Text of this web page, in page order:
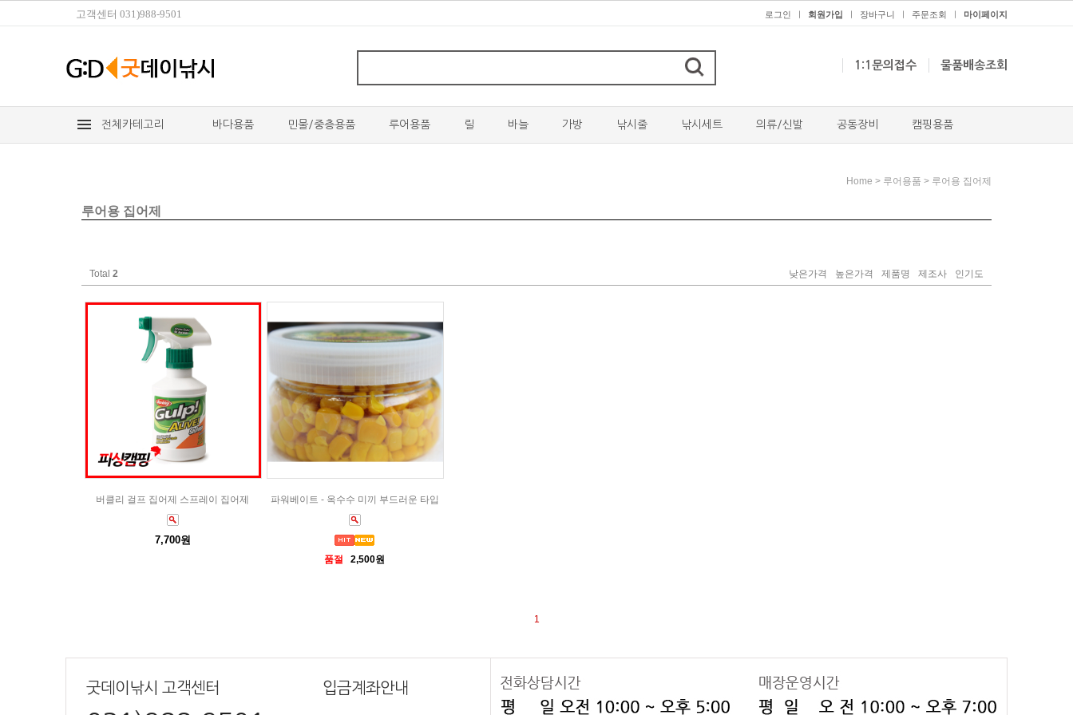
고객센터 031)988-9501 로그인 ㅣ 회원가입 ㅣ 장바구니 ㅣ 주문조회 ㅣ 마이페이지
1:1문의접수 물품배송조회
전체카테고리 바다용품 민물/중층용품 루어용품 릴 바늘 가방 낚시줄 낚시세트 의류/신발 공동장비 캠핑용품
Home > 루어용품 > 루어용 집어제
루어용 집어제
Total 2 낮은가격 높은가격 제품명 제조사 인기도
버클리 걸프 집어제 스프레이 집어제
7,700원
파워베이트 - 옥수수 미끼 부드러운 타입
품절 2,500원
1
굿데이낚시 고객센터 입금계좌안내